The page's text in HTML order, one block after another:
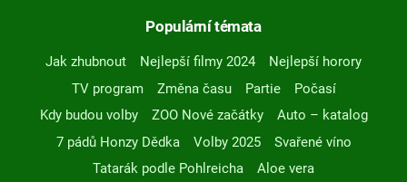
Populární témata
Jak zhubnout Nejlepší filmy 2024
Nejlepší horory
TV program
Změna času Partie
Počasí
Kdy budou volby
ZOO Nové začátky
Auto – katalog
7 pádů Honzy Dědka
Volby 2025
Svařené víno
Tatarák podle Pohlreicha
Aloe vera